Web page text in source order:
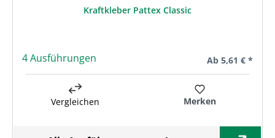
Kraftkleber Pattex Classic
4 Ausführungen Regulärer Preis:
Ab 5,61 € *
Vergleichen Merken